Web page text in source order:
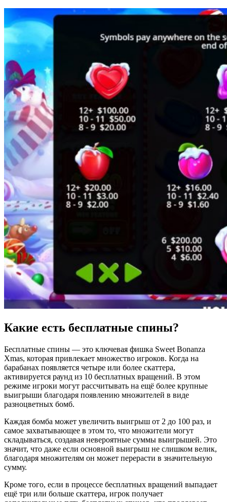
Какие есть бесплатные спины?
Бесплатные спины — это ключевая фишка Sweet Bonanza
Xmas, которая привлекает множество игроков. Когда на
барабанах появляется четыре или более скаттера,
активируется раунд из 10 бесплатных вращений. В этом
режиме игроки могут рассчитывать на ещё более крупные
выигрыши благодаря появлению множителей в виде
разноцветных бомб.
Каждая бомба может увеличить выигрыш от 2 до 100 раз, и
самое захватывающее в этом то, что множители могут
складываться, создавая невероятные суммы выигрышей. Это
значит, что даже если основной выигрыш не слишком велик,
благодаря множителям он может перерасти в значительную
сумму.
Кроме того, если в процессе бесплатных вращений выпадает
ещё три или больше скаттера, игрок получает